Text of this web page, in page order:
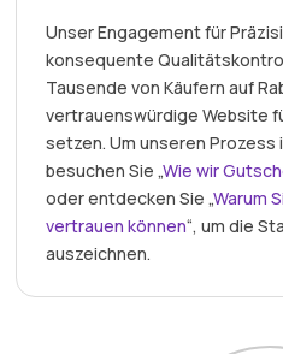
Unser Engagement für
konsequente
Tausende von Käufern auf
vertrauenswürdige Website
setzen. Um unseren Prozess
besuchen Sie „Wie wir
oder entdecken Sie „Warum
vertrauen können“, um die
auszeichnen.